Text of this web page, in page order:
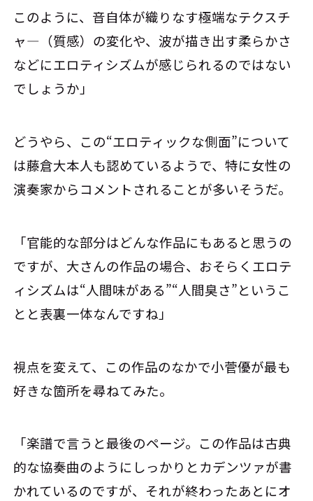
このように、音自体が織りなす極端なテクスチ
ャ―（質感）の変化や、波が描き出す柔らかさ
などにエロティシズムが感じられるのではない
でしょうか」
どうやら、この“エロティックな側面”について
は藤倉大本人も認めているようで、特に女性の
演奏家からコメントされることが多いそうだ。
「官能的な部分はどんな作品にもあると思うの
ですが、大さんの作品の場合、おそらくエロテ
ィシズムは“人間味がある”“人間臭さ”というこ
とと表裏一体なんですね」
視点を変えて、この作品のなかで小菅優が最も
好きな箇所を尋ねてみた。
「楽譜で言うと最後のページ。この作品は古典
的な協奏曲のようにしっかりとカデンツァが書
かれているのですが、それが終わったあとにオ